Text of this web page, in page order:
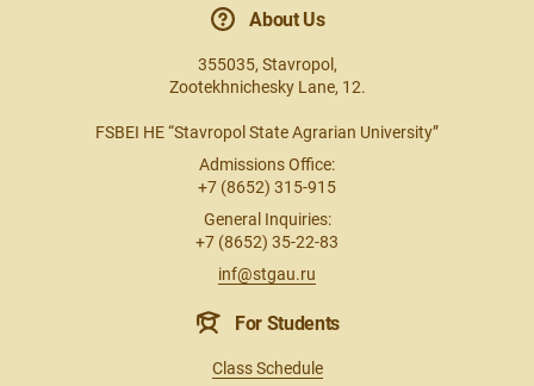
About Us
355035, Stavropol,
Zootekhnichesky Lane, 12.
FSBEI HE “Stavropol State Agrarian University”
Admissions Office:
+7 (8652) 315-915
General Inquiries:
+7 (8652) 35-22-83
inf@stgau.ru
For Students
Class Schedule